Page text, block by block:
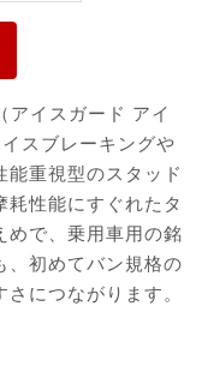
イスガード アイ
スブレーキングや
能重視型のスタッド
耗性能にすぐれたタ
めで、乗用車用の銘
、初めてバン規格の
につながります。